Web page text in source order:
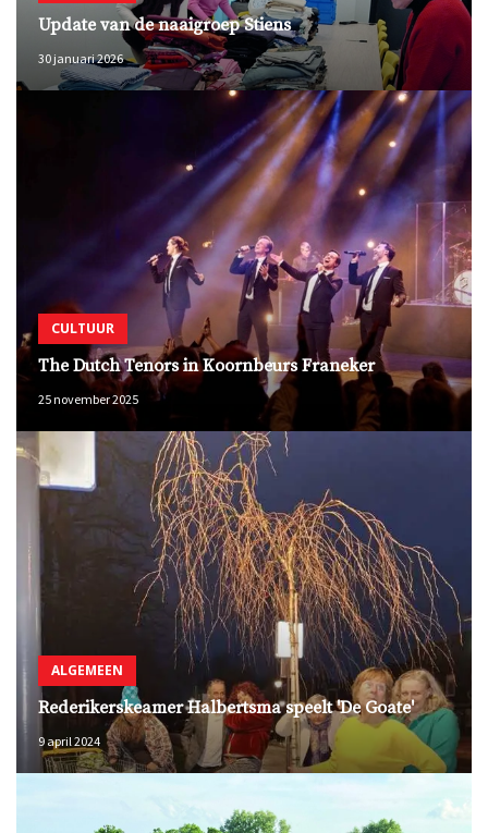
Update van de naaigroep Stiens
30 januari 2026
CULTUUR
The Dutch Tenors in Koornbeurs Franeker
25 november 2025
ALGEMEEN
Rederikerskeamer Halbertsma speelt 'De Goate'
9 april 2024